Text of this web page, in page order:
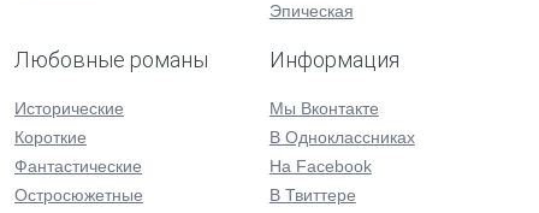
Эпическая
Любовные романы
Исторические
Короткие
Фантастические
Остросюжетные
Информация
Мы Вконтакте
В Одноклассниках
На Facebook
В Твиттере